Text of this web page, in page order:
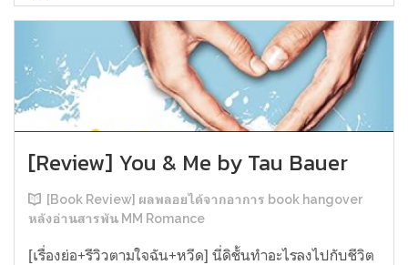
[Review] You & Me by Tau Bauer
[Book Review] ผลพลอยได้จากอาการ book hangover
หลังอ่านสารพัน MM Romance
[เรื่องย่อ+รีวิวตามใจฉัน+หวีด] นี่ดิชั้นทำอะไรลงไปกับชีวิต